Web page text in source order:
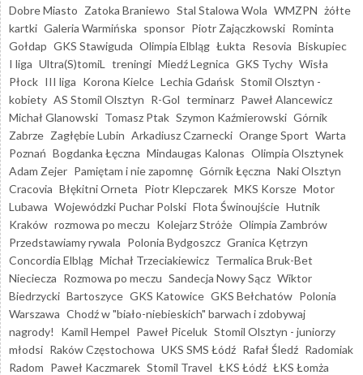
Dobre Miasto Zatoka Braniewo Stal Stalowa Wola WMZPN żółte
kartki Galeria Warmińska sponsor Piotr Zajączkowski Rominta
Gołdap GKS Stawiguda Olimpia Elbląg Łukta Resovia Biskupiec
I liga Ultra(S)tomiL treningi Miedź Legnica GKS Tychy Wisła
Płock III liga Korona Kielce Lechia Gdańsk Stomil Olsztyn -
kobiety AS Stomil Olsztyn R-Gol terminarz Paweł Alancewicz
Michał Glanowski Tomasz Ptak Szymon Kaźmierowski Górnik
Zabrze Zagłębie Lubin Arkadiusz Czarnecki Orange Sport Warta
Poznań Bogdanka Łęczna Mindaugas Kalonas Olimpia Olsztynek
Adam Zejer Pamiętam i nie zapomnę Górnik Łęczna Naki Olsztyn
Cracovia Błękitni Orneta Piotr Klepczarek MKS Korsze Motor
Lubawa Wojewódzki Puchar Polski Flota Świnoujście Hutnik
Kraków rozmowa po meczu Kolejarz Stróże Olimpia Zambrów
Przedstawiamy rywala Polonia Bydgoszcz Granica Kętrzyn
Concordia Elbląg Michał Trzeciakiewicz Termalica Bruk-Bet
Nieciecza Rozmowa po meczu Sandecja Nowy Sącz Wiktor
Biedrzycki Bartoszyce GKS Katowice GKS Bełchatów Polonia
Warszawa Chodź w "biało-niebieskich" barwach i zdobywaj
nagrody!
Kamil Hempel Paweł Piceluk Stomil Olsztyn - juniorzy
młodsi Raków Częstochowa UKS SMS Łódź Rafał Śledź Radomiak
Radom Paweł Kaczmarek Stomil Travel ŁKS Łódź ŁKS Łomża